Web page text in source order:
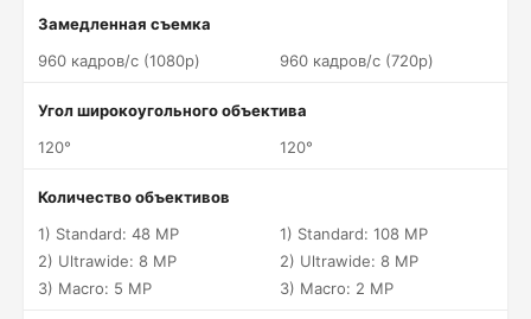
Замедленная съемка
960 кадров/c (1080p)
960 кадров/c (720p)
Угол широкоугольного объектива
120°
120°
Количество объективов
1) Standard: 48 MP
2) Ultrawide: 8 MP
3) Macro: 5 MP
1) Standard: 108 MP
2) Ultrawide: 8 MP
3) Macro: 2 MP